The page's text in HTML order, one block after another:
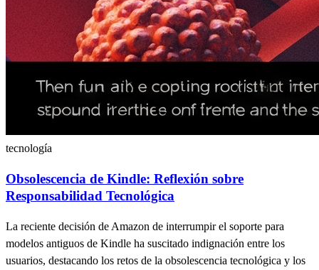
tecnología
Obsolescencia de Kindle: Reflexión sobre
Responsabilidad Tecnológica
La reciente decisión de Amazon de interrumpir el soporte para
modelos antiguos de Kindle ha suscitado indignación entre los
usuarios, destacando los retos de la obsolescencia tecnológica y los